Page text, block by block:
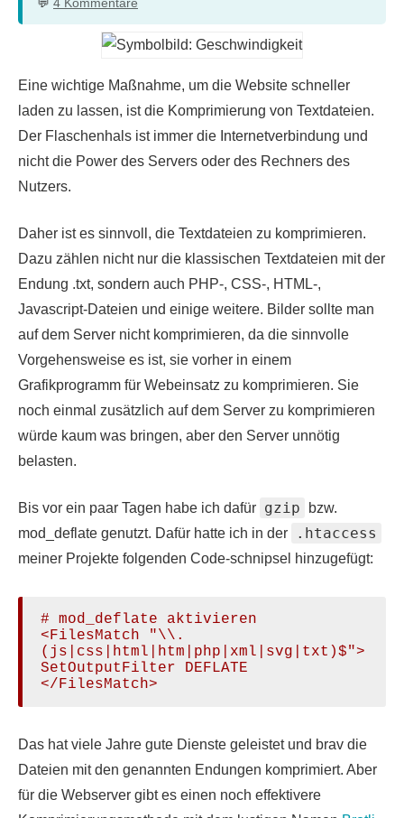
Eine wichtige Maßnahme, um die Website schneller
laden zu lassen, ist die Komprimierung von Textdateien.
Der Flaschenhals ist immer die Internetverbindung und
nicht die Power des Servers oder des Rechners des
Nutzers.
Daher ist es sinnvoll, die Textdateien zu komprimieren.
Dazu zählen nicht nur die klassischen Textdateien mit der
Endung .txt, sondern auch PHP-, CSS-, HTML-,
Javascript-Dateien und einige weitere. Bilder sollte man
auf dem Server nicht komprimieren, da die sinnvolle
Vorgehensweise es ist, sie vorher in einem
Grafikprogramm für Webeinsatz zu komprimieren. Sie
noch einmal zusätzlich auf dem Server zu komprimieren
würde kaum was bringen, aber den Server unnötig
belasten.
Bis vor ein paar Tagen habe ich dafür gzip
bzw.
mod_deflate genutzt. Dafür hatte ich in der
.htaccess
meiner Projekte folgenden Code-schnipsel hinzugefügt:
# mod_deflate aktivieren
<FilesMatch "\\.
(js|css|html|htm|php|xml|svg|txt)$">
SetOutputFilter DEFLATE
</FilesMatch>
Das hat viele Jahre gute Dienste geleistet und brav die
Dateien mit den genannten Endungen komprimiert. Aber
für die Webserver gibt es einen noch effektivere